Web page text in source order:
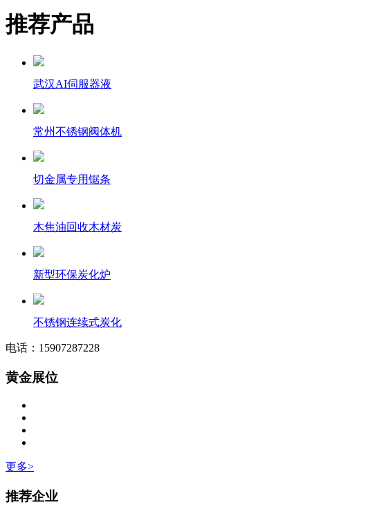
推荐产品
武汉AI伺服器液
常州不锈钢阀体机
切金属专用锯条
木焦油回收木材炭
新型环保炭化炉
不锈钢连续式炭化
电话：15907287228
黄金展位
更多>
推荐企业